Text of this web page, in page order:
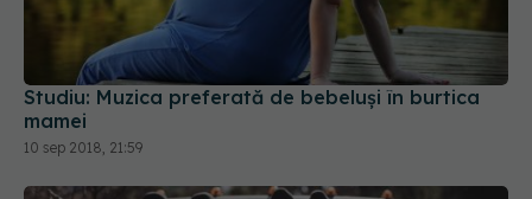
Studiu: Muzica preferată de bebeluși în burtica
mamei
10 sep 2018, 21:59